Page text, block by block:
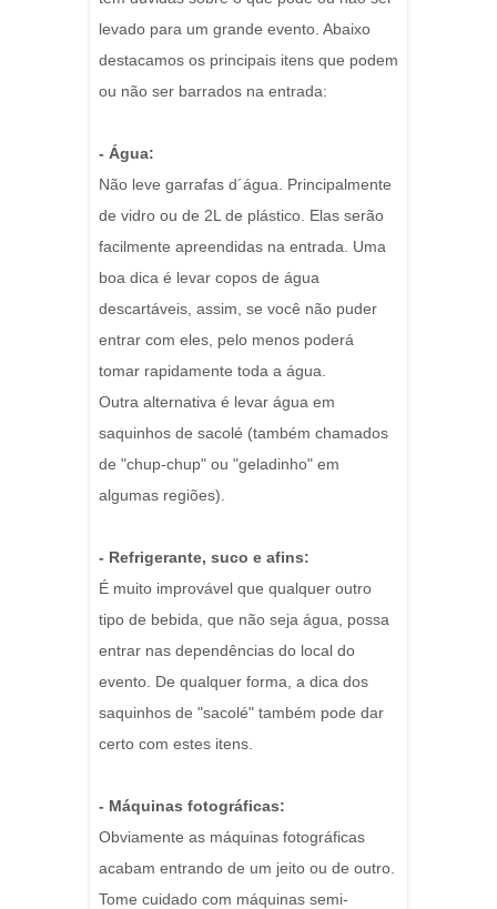
levado para um grande evento. Abaixo
destacamos os principais itens que podem
ou não ser barrados na entrada:
- Água:
Não leve garrafas d´água. Principalmente
de vidro ou de 2L de plástico. Elas serão
facilmente apreendidas na entrada. Uma
boa dica é levar copos de água
descartáveis, assim, se você não puder
entrar com eles, pelo menos poderá
tomar rapidamente toda a água.
Outra alternativa é levar água em
saquinhos de sacolé (também chamados
de "chup-chup" ou "geladinho" em
algumas regiões).
- Refrigerante, suco e afins:
É muito improvável que qualquer outro
tipo de bebida, que não seja água, possa
entrar nas dependências do local do
evento. De qualquer forma, a dica dos
saquinhos de "sacolé" também pode dar
certo com estes itens.
- Máquinas fotográficas:
Obviamente as máquinas fotográficas
acabam entrando de um jeito ou de outro.
Tome cuidado com máquinas semi-